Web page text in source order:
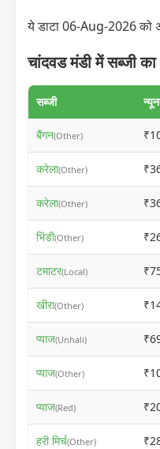
ये डाटा 06-Aug-2026 को
चांदवड मंडी में सब्जी का
सब्जी
बैंगन(Other)
करेला(Other)
करेला(Other)
भिंडी(Other)
टमाटर(Local)
खीरा(Other)
प्याज(Unhali)
प्याज(Other)
प्याज(Red)
हरी मिर्च(Other)